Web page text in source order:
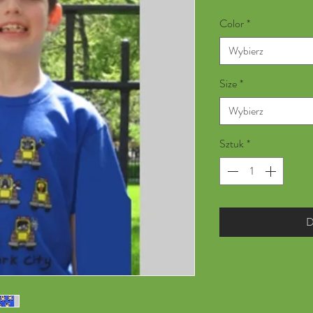
Color *
Wybierz
Size *
Wybierz
Sztuk *